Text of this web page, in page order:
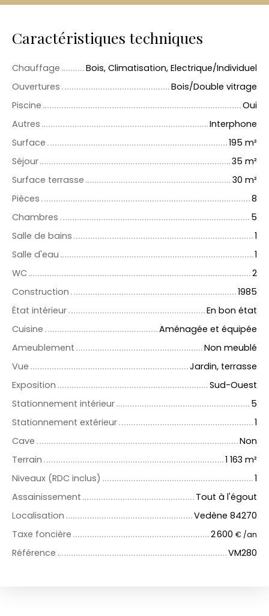
Caractéristiques techniques
Chauffage
Bois, Climatisation, Electrique/Individuel
Ouvertures
Bois/Double vitrage
Piscine
Oui
Autres
Interphone
Surface
195 m²
Séjour
35 m²
Surface terrasse
30 m²
Pièces
8
Chambres
5
Salle de bains
1
Salle d'eau
1
WC
2
Construction
1985
État intérieur
En bon état
Cuisine
Aménagée et équipée
Ameublement
Non meublé
Vue
Jardin, terrasse
Exposition
Sud-Ouest
Stationnement intérieur
5
Stationnement extérieur
1
Cave
Non
Terrain
1 163 m²
Niveaux (RDC inclus)
1
Assainissement
Tout à l'égout
Localisation
Vedène 84270
Taxe foncière
2 600 € /an
Référence VM280